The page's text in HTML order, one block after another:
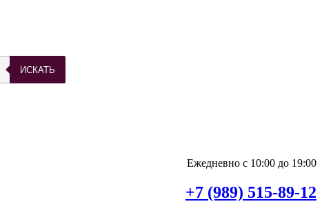
ИСКАТЬ
Ежедневно с 10:00 до 19:00
+7 (989) 515-89-12